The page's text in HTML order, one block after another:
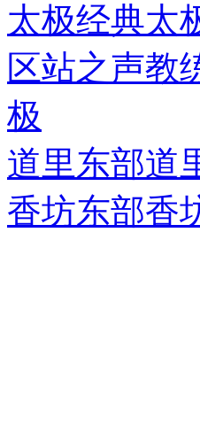
太极经典太
区站之声教
极
道里东部道
香坊东部香